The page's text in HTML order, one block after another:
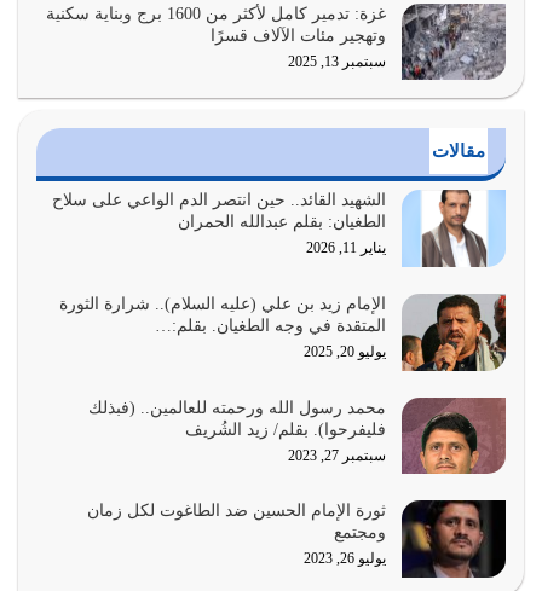
يوليو 25, 2026
الدين الذي شرعه الله لا يجوز أن يخضع لآرائنا وأهوائنا
أي أمة تتفرق في الدين وتتفرق في كيانها معناه أنها أصبحت
أمة عاجزة عن النهوض…
يوليو 23, 2026
بحبل الله جميعاً وليس كل…
يوليو 22, 2026
يشاء ويذل من يشاء
يوليو 21, 2026
كل زمان…
يوليو 19, 2026
غزة: تدمير كامل لأكثر من 1600 برج وبناية سكنية
وتهجير مئات الآلاف قسرًا
سبتمبر 13, 2025
مقالات
الشهيد القائد.. حين انتصر الدم الواعي على سلاح
الطغيان: بقلم عبدالله الحمران
يناير 11, 2026
الإمام زيد بن علي (عليه السلام).. شرارة الثورة
المتقدة في وجه الطغيان. بقلم:…
يوليو 20, 2025
محمد رسول الله ورحمته للعالمين.. (فبذلك
فليفرحوا). بقلم/ زيد الشُريف
سبتمبر 27, 2023
ثورة الإمام الحسين ضد الطاغوت لكل زمان
ومجتمع
يوليو 26, 2023